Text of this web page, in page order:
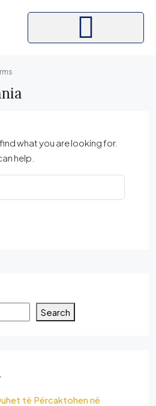
what you are looking for.
help.
Search
të Përcaktohen në